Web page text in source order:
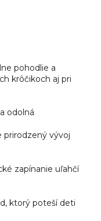
pohodlie a
krôčikoch aj pri
odolná
prirodzený vývoj
zapínanie uľahčí
ktorý poteší deti